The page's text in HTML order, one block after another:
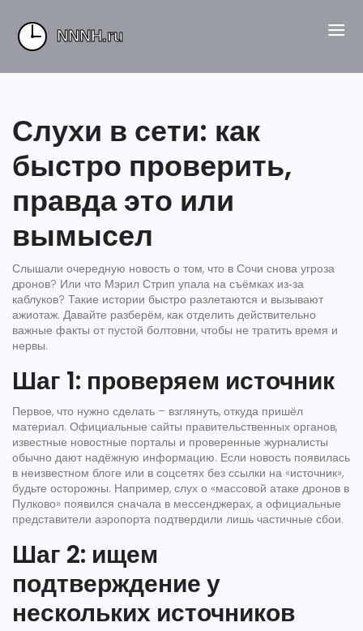
Слухи в сети: как
быстро проверить,
правда это или
вымысел
Слышали очередную новость о том, что в Сочи снова угроза
дронов? Или что Мэрил Стрип упала на съёмках из‑за
каблуков? Такие истории быстро разлетаются и вызывают
ажиотаж. Давайте разберём, как отделить действительно
важные факты от пустой болтовни, чтобы не тратить время и
нервы.
Шаг 1: проверяем источник
Первое, что нужно сделать – взглянуть, откуда пришёл
материал. Официальные сайты правительственных органов,
известные новостные порталы и проверенные журналисты
обычно дают надёжную информацию. Если новость появилась
в неизвестном блоге или в соцсетях без ссылки на «источник»,
будьте осторожны. Например, слух о «массовой атаке дронов в
Пулково» появился сначала в мессенджерах, а официальные
представители аэропорта подтвердили лишь частичные сбои.
Шаг 2: ищем
подтверждение у
нескольких источников